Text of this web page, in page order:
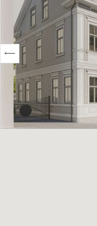
НЕДВИЖИМОСТЬ
УСЛУГИ
ВИД НА ЖИТЕЛЬСТВО
КОНТАКТЫ